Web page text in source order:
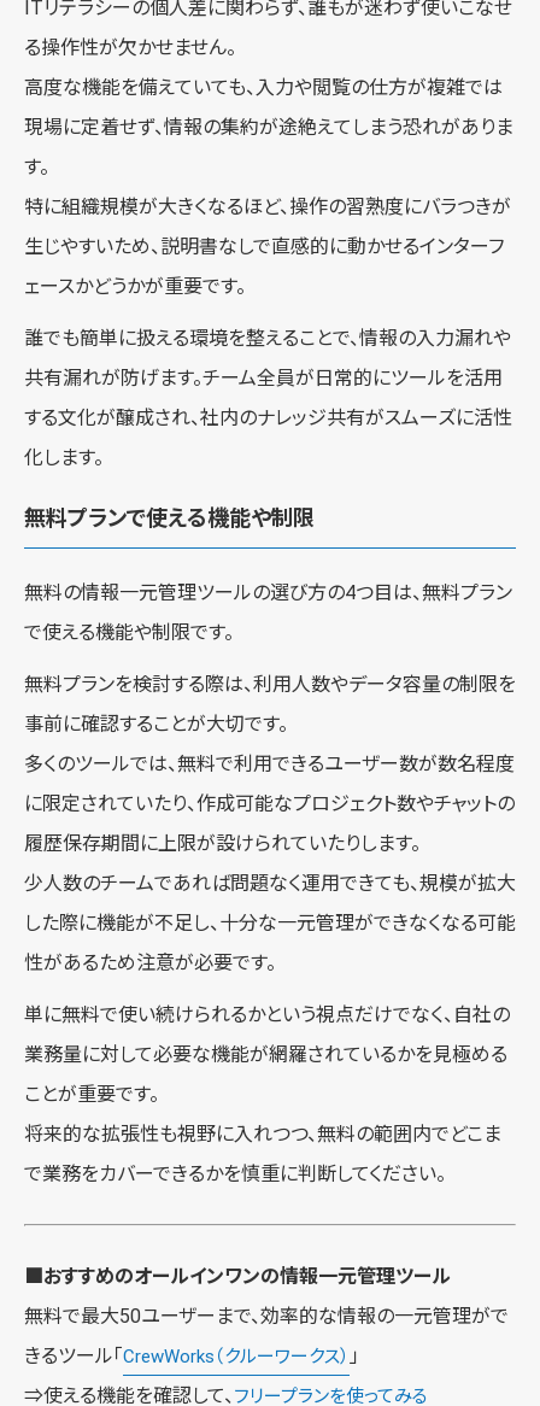
ITリテラシーの個人差に関わらず、誰もが迷わず使いこなせ
る操作性が欠かせません。
高度な機能を備えていても、入力や閲覧の仕方が複雑では
現場に定着せず、情報の集約が途絶えてしまう恐れがありま
す。
特に組織規模が大きくなるほど、操作の習熟度にバラつきが
生じやすいため、説明書なしで直感的に動かせるインターフ
ェースかどうかが重要です。
誰でも簡単に扱える環境を整えることで、情報の入力漏れや
共有漏れが防げます。チーム全員が日常的にツールを活用
する文化が醸成され、社内のナレッジ共有がスムーズに活性
化します。
無料プランで使える機能や制限
無料の情報一元管理ツールの選び方の4つ目は、無料プラン
で使える機能や制限です。
無料プランを検討する際は、利用人数やデータ容量の制限を
事前に確認することが大切です。
多くのツールでは、無料で利用できるユーザー数が数名程度
に限定されていたり、作成可能なプロジェクト数やチャットの
履歴保存期間に上限が設けられていたりします。
少人数のチームであれば問題なく運用できても、規模が拡大
した際に機能が不足し、十分な一元管理ができなくなる可能
性があるため注意が必要です。
単に無料で使い続けられるかという視点だけでなく、自社の
業務量に対して必要な機能が網羅されているかを見極める
ことが重要です。
将来的な拡張性も視野に入れつつ、無料の範囲内でどこま
で業務をカバーできるかを慎重に判断してください。
■おすすめのオールインワンの情報一元管理ツール
無料で最大50ユーザーまで、効率的な情報の一元管理がで
きるツール「CrewWorks（クルーワークス） 」
⇒使える機能を確認して、フリープランを使ってみる